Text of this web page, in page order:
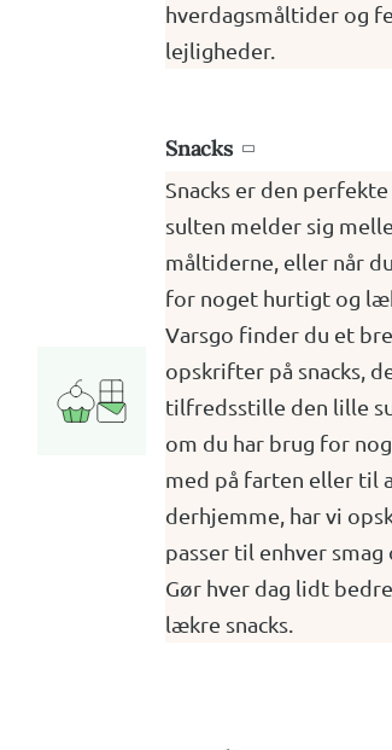
hverdagsmåltider og
lejligheder.
Snacks 
Snacks er den
sulten melder sig
måltiderne, eller når
for noget hurtigt og
Varsgo finder du et
opskrifter på snacks,
tilfredsstille den lille
om du har brug for
med på farten eller til
derhjemme, har vi
passer til enhver smag
Gør hver dag lidt
lækre snacks.